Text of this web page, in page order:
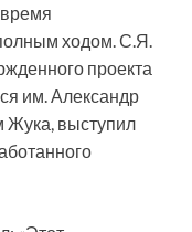
время
ходом. С.Я.
проекта
им. Александр
Жука, выступил